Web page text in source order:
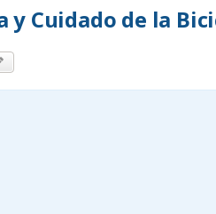
y Cuidado de la